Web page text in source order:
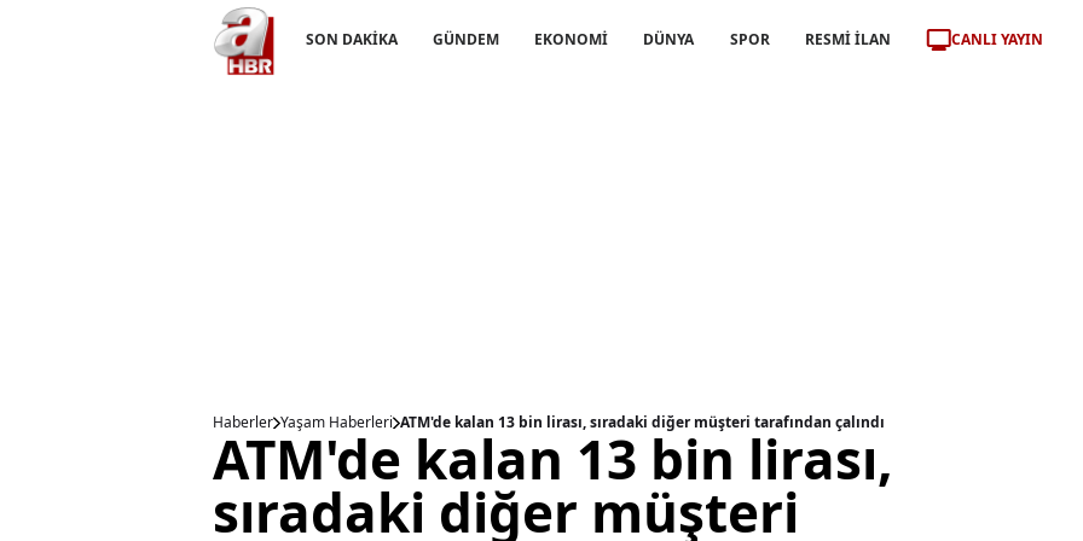
SON DAKİKA GÜNDEM EKONOMİ DÜNYA SPOR RESMİ İLAN CANLI YAYIN
Haberler Yaşam Haberleri ATM'de kalan 13 bin lirası, sıradaki diğer müşteri tarafından çalındı
ATM'de kalan 13 bin lirası,
sıradaki diğer müşteri